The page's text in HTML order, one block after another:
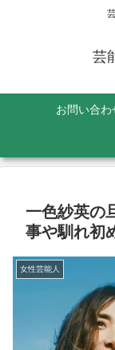
芸
お問い合わ
一色紗英の
事や馴れ初
女性芸能人